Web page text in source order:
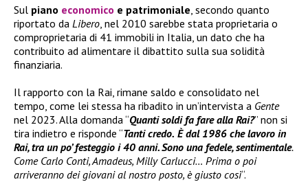
Sul piano economico e patrimoniale , secondo quanto
riportato da Libero , nel 2010 sarebbe stata proprietaria o
comproprietaria di 41 immobili in Italia, un dato che ha
contribuito ad alimentare il dibattito sulla sua solidità
finanziaria.
Il rapporto con la Rai, rimane saldo e consolidato nel
tempo, come lei stessa ha ribadito in un’intervista a Gente
nel 2023. Alla domanda “Quanti soldi fa fare alla Rai?” non si
tira indietro e risponde “Tanti credo. È dal 1986 che lavoro in
Rai, tra un po’ festeggio i 40 anni. Sono una fedele, sentimentale.
Come Carlo Conti, Amadeus, Milly Carlucci… Prima o poi
arriveranno dei giovani al nostro posto, è giusto così“.